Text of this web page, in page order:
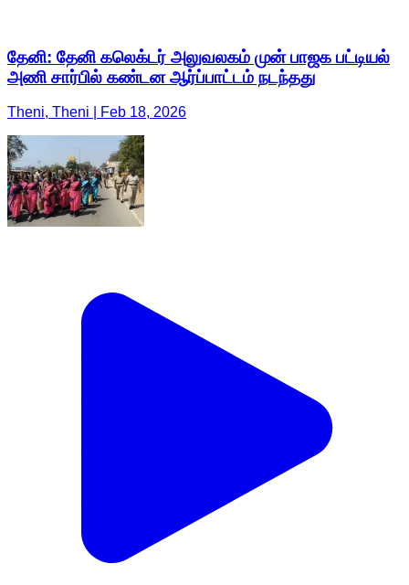
தேனி: தேனி கலெக்டர் அலுவலகம் முன் பாஜக பட்டியல்
அணி சார்பில் கண்டன ஆர்ப்பாட்டம் நடந்தது
Theni, Theni | Feb 18, 2026